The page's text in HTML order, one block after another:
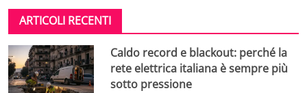
ARTICOLI RECENTI
Caldo record e blackout: perché la
rete elettrica italiana è sempre più
sotto pressione